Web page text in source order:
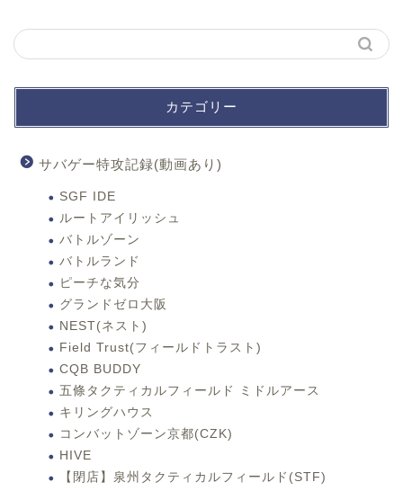
カテゴリー
サバゲー特攻記録(動画あり)
SGF IDE
ルートアイリッシュ
バトルゾーン
バトルランド
ピーチな気分
グランドゼロ大阪
NEST(ネスト)
Field Trust(フィールドトラスト)
CQB BUDDY
五條タクティカルフィールド ミドルアース
キリングハウス
コンバットゾーン京都(CZK)
HIVE
【閉店】泉州タクティカルフィールド(STF)